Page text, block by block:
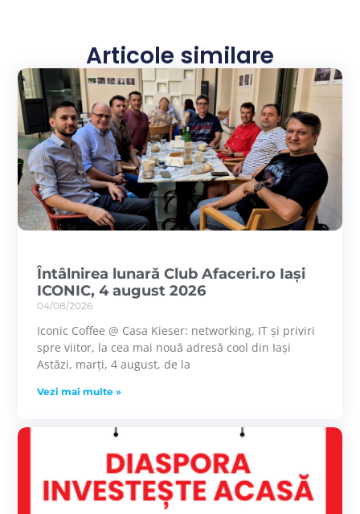
Articole similare
Întâlnirea lunară Club Afaceri.ro Iași
ICONIC, 4 august 2026
04/08/2026
Iconic Coffee @ Casa Kieser: networking, IT și priviri
spre viitor, la cea mai nouă adresă cool din Iași
Astăzi, marți, 4 august, de la
Vezi mai multe »